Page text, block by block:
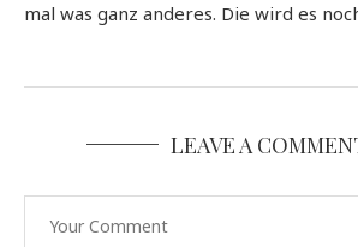
mal was ganz anderes. Die wird es
LEAVE A